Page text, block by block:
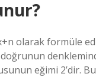
olarak formüle
eğimi 2’dir. Bu,